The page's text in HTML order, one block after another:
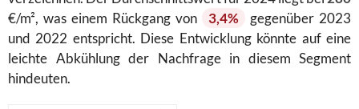
€/m², was einem Rückgang von
3,4%
gegenüber 2023
und 2022 entspricht. Diese Entwicklung könnte auf eine
leichte Abkühlung der Nachfrage in diesem Segment
hindeuten.